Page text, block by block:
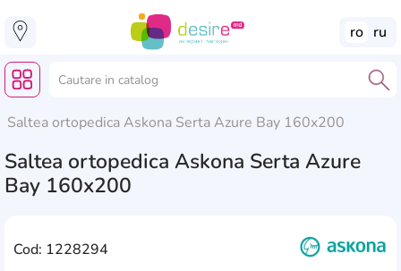
ro ru
Saltea ortopedica Askona Serta Azure Bay 160x200
Saltea ortopedica Askona Serta Azure
Bay 160x200
Cod: 1228294